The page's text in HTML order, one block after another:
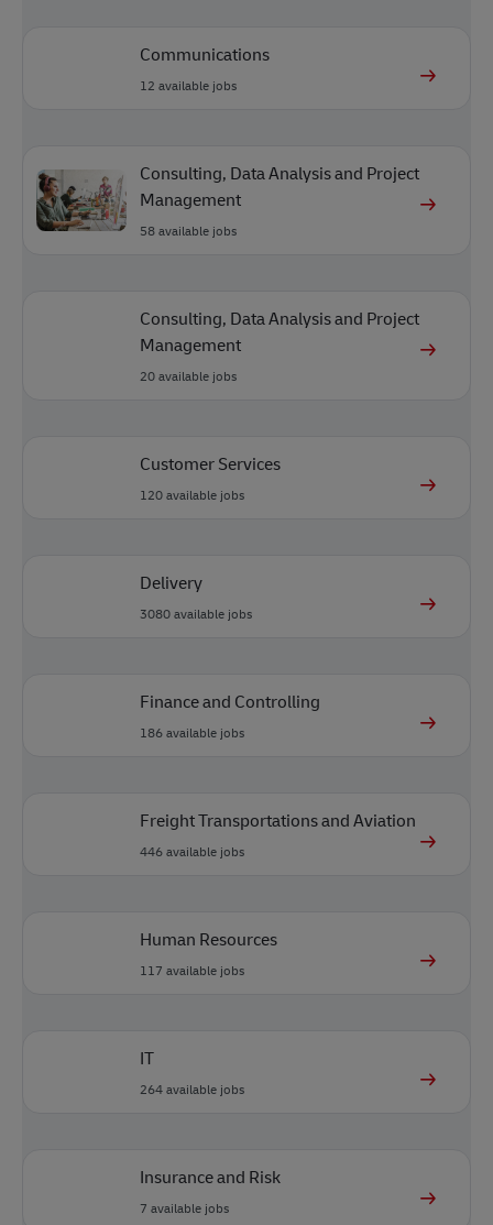
Communications
12 available jobs
Consulting, Data Analysis and Project
Management
58available jobs
Consulting, Data Analysis and Project
Management
20available jobs
Customer Services
120available jobs
Delivery
3080available jobs
Finance and Controlling
186available jobs
Freight Transportations and Aviation
446available jobs
Human Resources
117 available jobs
IT
264available jobs
Insurance and Risk
7 available jobs